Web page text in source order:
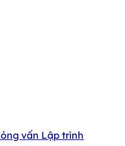
vấn Lập trình